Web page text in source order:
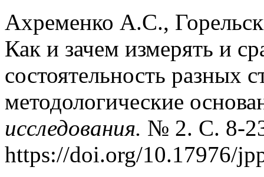
Ахременко А.С.,
Как и зачем измерять и
состоятельность разных
методологические
исследования. № 2. С. 8-
https://doi.org/10.17976/